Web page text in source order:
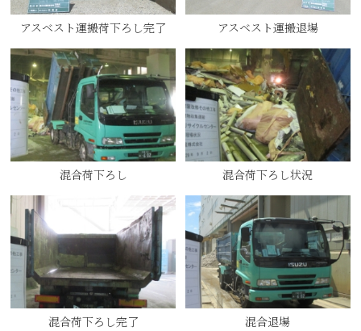
アスベスト運搬荷下ろし完了 アスベスト運搬退場
混合荷下ろし 混合荷下ろし状況
混合荷下ろし完了 混合退場